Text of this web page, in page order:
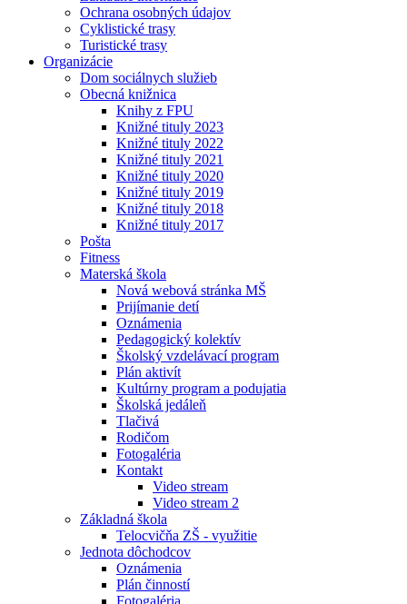
Ochrana osobných údajov
Cyklistické trasy
Turistické trasy
Organizácie
Dom sociálnych služieb
Obecná knižnica
Knihy z FPU
Knižné tituly 2023
Knižné tituly 2022
Knižné tituly 2021
Knižné tituly 2020
Knižné tituly 2019
Knižné tituly 2018
Knižné tituly 2017
Pošta
Fitness
Materská škola
Nová webová stránka MŠ
Prijímanie detí
Oznámenia
Pedagogický kolektív
Školský vzdelávací program
Plán aktivít
Kultúrny program a podujatia
Školská jedáleň
Tlačivá
Rodičom
Fotogaléria
Kontakt
Video stream
Video stream 2
Základná škola
Telocvičňa ZŠ - využitie
Jednota dôchodcov
Oznámenia
Plán činností
Fotogaléria